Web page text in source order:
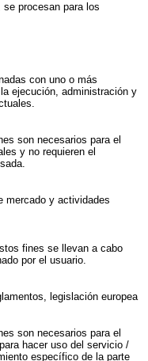
procesan para los
con uno o más
ejecución, administración y
son necesarios para el
y no requieren el
mercado y actividades
fines se llevan a cabo
por el usuario.
legislación europea
son necesarios para el
hacer uso del servicio /
específico de la parte